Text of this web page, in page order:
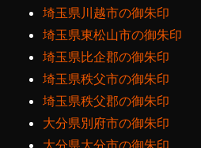
埼玉県川越市の御朱印
埼玉県東松山市の御朱印
埼玉県比企郡の御朱印
埼玉県秩父市の御朱印
埼玉県秩父郡の御朱印
大分県別府市の御朱印